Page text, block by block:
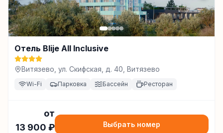
Отель Blije All Inclusive
Витязево, ул. Скифская, д. 40, Витязево
Wi-Fi Парковка Бассейн Ресторан
от
13 900 ₽ Выбрать номер